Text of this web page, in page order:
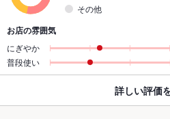
その他
お店の雰囲気
にぎやか
普段使い
詳しい評価